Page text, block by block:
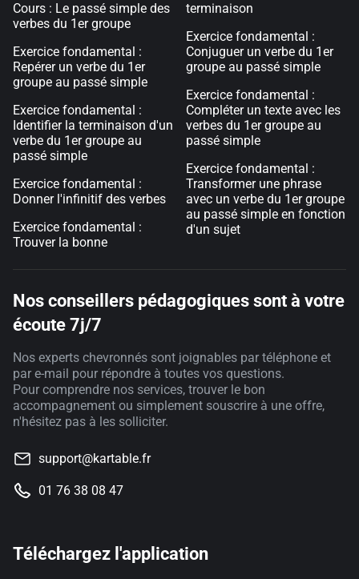
Cours : Le passé simple des
verbes du 1er groupe
Exercice fondamental :
Repérer un verbe du 1er
groupe au passé simple
Exercice fondamental :
Identifier la terminaison d'un
verbe du 1er groupe au
passé simple
Exercice fondamental :
Donner l'infinitif des verbes
Exercice fondamental :
Trouver la bonne
terminaison
Exercice fondamental :
Conjuguer un verbe du 1er
groupe au passé simple
Exercice fondamental :
Compléter un texte avec les
verbes du 1er groupe au
passé simple
Exercice fondamental :
Transformer une phrase
avec un verbe du 1er groupe
au passé simple en fonction
d'un sujet
Nos conseillers pédagogiques sont à votre
écoute 7j/7
Nos experts chevronnés sont joignables par téléphone et
par e-mail pour répondre à toutes vos questions.
Pour comprendre nos services, trouver le bon
accompagnement ou simplement souscrire à une offre,
n'hésitez pas à les solliciter.
support@kartable.fr
01 76 38 08 47
Téléchargez l'application